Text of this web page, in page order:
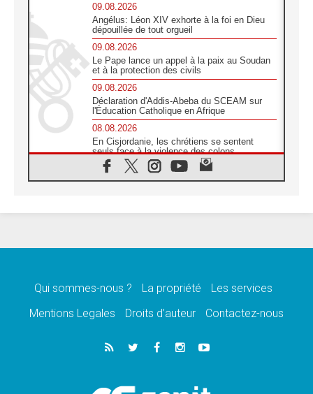
09.08.2026
Angélus: Léon XIV exhorte à la foi en Dieu
dépouillée de tout orgueil
09.08.2026
Le Pape lance un appel à la paix au Soudan
et à la protection des civils
09.08.2026
Déclaration d'Addis-Abeba du SCEAM sur
l'Éducation Catholique en Afrique
08.08.2026
En Cisjordanie, les chrétiens se sentent
seuls face à la violence des colons
08.08.2026
Léon XIV au sanctuaire de Notre Dame du
08.08.2026
08.08.2026
catholiques
Au Bangladesh, l'Église accompagne les
Dalits sur le chemin de la dignité
Philippines: le vicariat apostolique de
Qui sommes-nous ? La propriété
Les services
Mentions Legales
Droits d’auteur Contactez-nous